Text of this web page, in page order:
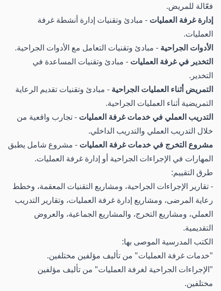
فعّالة للمريض.
إدارة غرفة العمليات - مبادئ وتقنيات إدارة أنشطة غرفة
العمليات.
الأدوات الجراحية - مبادئ وتقنيات التعامل مع الأدوات الجراحية.
التخدير في غرفة العمليات - مبادئ وتقنيات المساعدة في
التخدير.
التمريض أثناء العمليات الجراحية - مبادئ وتقنيات تقديم الرعاية
التمريضية أثناء العمليات الجراحية.
التدريب العملي في خدمات غرفة العمليات - تجارب واقعية من
خلال التدريب العملي والتدريب الداخلي.
مشروع التخرج في خدمات غرفة العمليات - مشروع شامل يطبق
المهارات في الإجراءات الجراحية أو إدارة غرفة العمليات.
طرق التقييم:
- تقارير الإجراءات الجراحية، ومشاريع التقنيات المعقمة، وخطط
رعاية المرضى، ومشاريع إدارة غرفة العمليات، وتقارير التدريب
العملي، ومشاريع التخرج، والمشاريع الجماعية، والعروض
التقديمية.
الكتب المدرسية الموصى بها:
"خدمات غرفة العمليات" من تأليف مؤلفين مختلفين.
"الإجراءات الجراحية لغرفة العمليات" من تأليف مؤلفين
مختلفين.